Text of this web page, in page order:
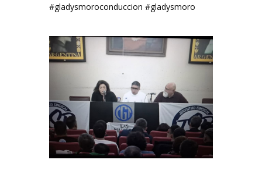
#gladysmoroconduccion #gladysmoro